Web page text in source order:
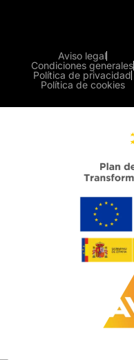
Aviso legal
Condiciones generales
Política de privacidad
Política de cookies